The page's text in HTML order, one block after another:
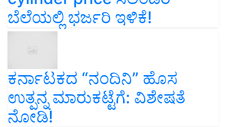
ಬೆಲೆಯಲ್ಲಿ ಭರ್ಜರಿ ಇಳಿಕೆ!
ಕರ್ನಾಟಕದ “ನಂದಿನಿ” ಹೊಸ
ಉತ್ಪನ್ನ ಮಾರುಕಟ್ಟೆಗೆ: ವಿಶೇಷತೆ
ನೋಡಿ!